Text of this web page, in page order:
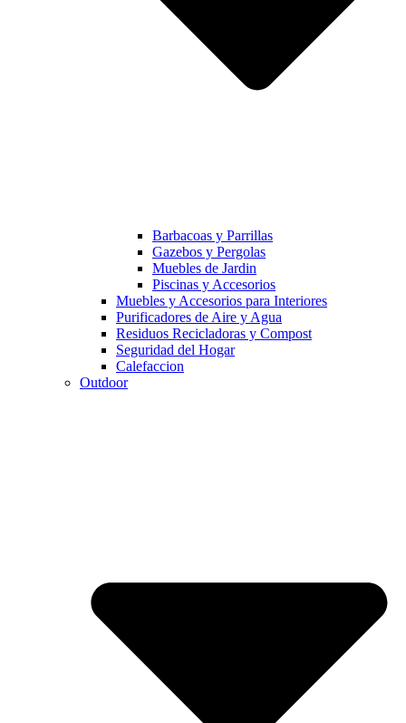
Barbacoas y Parrillas
Gazebos y Pergolas
Muebles de Jardin
Piscinas y Accesorios
Muebles y Accesorios para Interiores
Purificadores de Aire y Agua
Residuos Recicladoras y Compost
Seguridad del Hogar
Calefaccion
Outdoor